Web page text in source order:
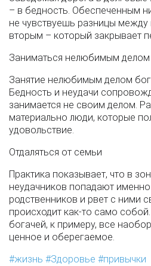
– в бедность. Обеспеченным
не чувствуешь разницы
вторым – который закрывает
Заниматься нелюбимым делом
Занятие нелюбимым делом
Бедность и неудачи
занимается не своим делом.
материально люди, которые
удовольствие.
Отдаляться от семьи
Практика показывает, что в
неудачников попадают именно
родственников и рвет с ними
происходит как-то само
богачей, к примеру, все
ценное и оберегаемое.
жизнь
Здоровье привычки